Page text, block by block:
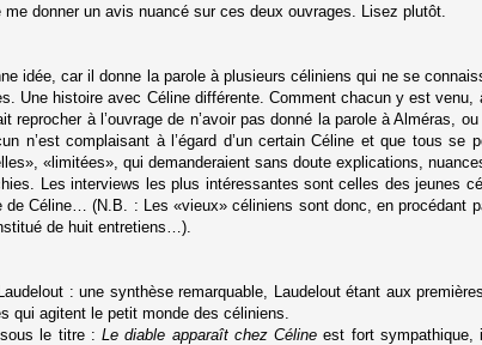
donner un avis nuancé sur ces deux ouvrages. Lisez plutôt.
idée, car il donne la parole à plusieurs céliniens qui ne se
Une histoire avec Céline différente. Comment chacun y est
à l’ouvrage de n’avoir pas donné la parole à Alméras,
n’est complaisant à l’égard d’un certain Céline et que tous
«limitées», qui demanderaient sans doute explications,
Les interviews les plus intéressantes sont celles des jeunes
de Céline… (N.B. : Les «vieux» céliniens sont donc, en procédant
de huit entretiens…).
: une synthèse remarquable, Laudelout étant aux
qui agitent le petit monde des céliniens.
sous le titre :Le diable apparaît chez Céline est fort sympathique,